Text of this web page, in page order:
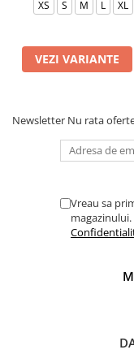
XS S M L XL
VEZI VARIANTE
Newsletter Nu rata
Vreau sa